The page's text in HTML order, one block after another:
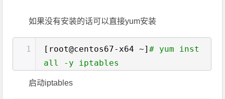
如果没有安装的话可以直接yum安装
1 [root@centos67-x64 ~]# yum inst
all -y iptables
启动iptables